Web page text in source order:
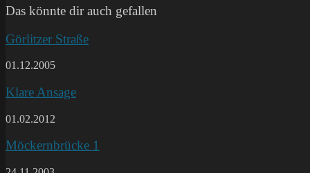
Das könnte dir auch gefallen
Görlitzer Straße
01.12.2005
Klare Ansage
01.02.2012
Möckernbrücke 1